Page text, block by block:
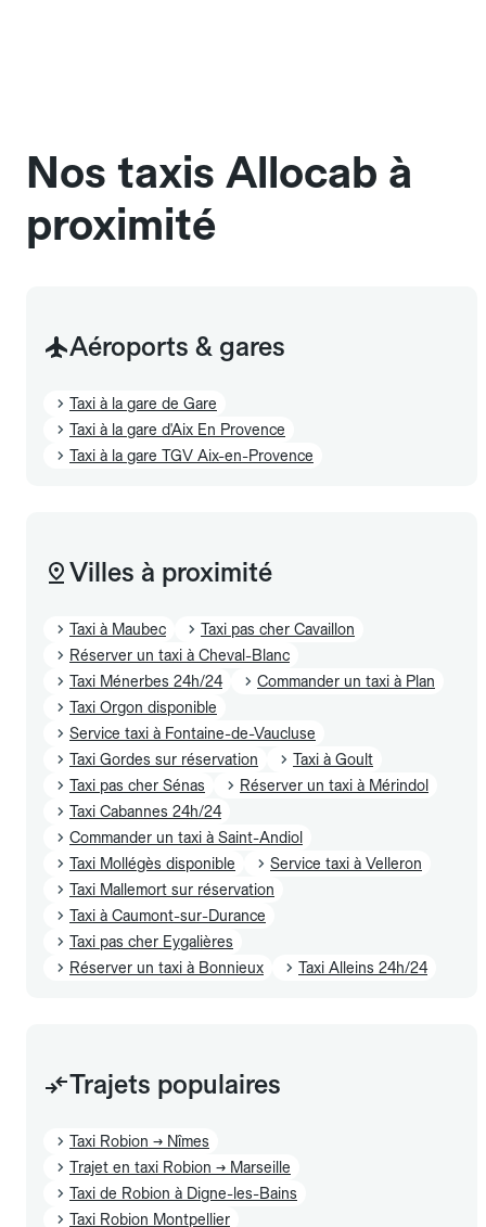
Nos taxis Allocab à
proximité
Aéroports & gares
Taxi à la gare de Gare
Taxi à la gare d'Aix En Provence
Taxi à la gare TGV Aix-en-Provence
Villes à proximité
Taxi à Maubec
Taxi pas cher Cavaillon
Réserver un taxi à Cheval-Blanc
Taxi Ménerbes 24h/24
Commander un taxi à Plan
Taxi Orgon disponible
Service taxi à Fontaine-de-Vaucluse
Taxi Gordes sur réservation
Taxi à Goult
Taxi pas cher Sénas
Réserver un taxi à Mérindol
Taxi Cabannes 24h/24
Commander un taxi à Saint-Andiol
Taxi Mollégès disponible
Service taxi à Velleron
Taxi Mallemort sur réservation
Taxi à Caumont-sur-Durance
Taxi pas cher Eygalières
Réserver un taxi à Bonnieux
Taxi Alleins 24h/24
Trajets populaires
Taxi Robion → Nîmes
Trajet en taxi Robion → Marseille
Taxi de Robion à Digne-les-Bains
Taxi Robion Montpellier